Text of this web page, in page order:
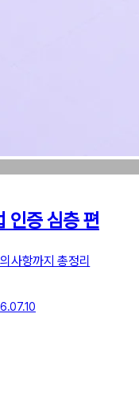
인증 심층 편
사항까지 총정리